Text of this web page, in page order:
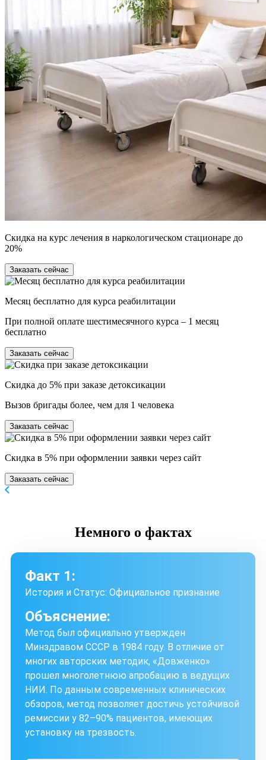
Скидка на курс лечения в наркологическом стационаре до
20%
Заказать сейчас
Месяц бесплатно для курса реабилитации
При полной оплате шестимесячного курса – 1 месяц
бесплатно
Заказать сейчас
Скидка до 5% при заказе детоксикации
Вызов бригады более, чем для 1 человека
Заказать сейчас
Скидка в 5% при оформлении заявки через сайт
Заказать сейчас
Немного о фактах
Факт 1:
История и Статус: Официальное признание
Объяснение:
Метод был официально утвержден
Минздравом СССР в 1984 году. В отличие от
многих авторских методик, «Довженко»
прошел многолетнюю апробацию в ведущих
НИИ. По данным современных клинических
обзоров, метод позволяет достичь устойчивой
ремиссии у 82–90% пациентов, имеющих
установку на трезвость.